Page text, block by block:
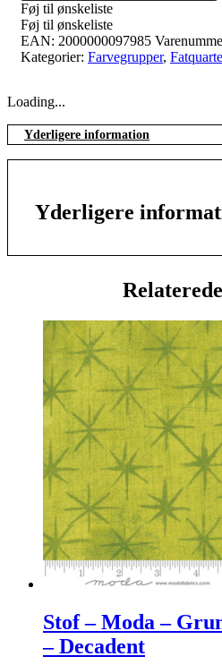
Føj til ønskeliste
Føj til ønskeliste
EAN: 2000000097985
Kategorier: Farvegrupper,
Loading...
Yderligere information
Yderligere
Stof – Moda –
– Decadent